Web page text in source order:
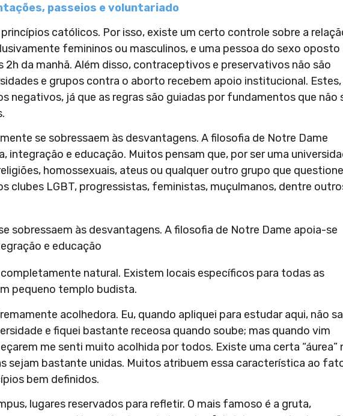
passeios e voluntariado
católicos. Por isso, existe um certo controle sobre a
femininos ou masculinos, e uma pessoa do sexo oposto
da manhã. Além disso, contraceptivos e preservativos não são
e grupos contra o aborto recebem apoio institucional. Estes,
negativos, já que as regras são guiadas por fundamentos que não
se sobressaem às desvantagens. A filosofia de Notre Dame
integração e educação. Muitos pensam que, por ser uma
homossexuais, ateus ou qualquer outro grupo que
clubes LGBT, progressistas, feministas, muçulmanos, dentre
sobressaem às desvantagens. A filosofia de Notre Dame apoia-se
e educação
natural. Existem locais específicos para todas as
pequeno templo budista.
acolhedora. Eu, quando apliquei para estudar aqui, não
e fiquei bastante receosa quando soube; mas quando vim
me senti muito acolhida por todos. Existe uma certa “áurea”
sejam bastante unidas. Muitos atribuem essa característica ao
bem definidos.
lugares reservados para refletir. O mais famoso é a gruta,